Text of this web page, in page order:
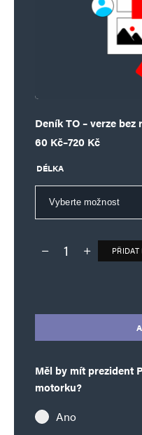
Deník TO – verze bez
60 Kč–720 Kč
Rozpětí cen: 60 Kč až
DÉLKA
Deník TO – verze bez
Měl by mít prezident
motorku?
Ano